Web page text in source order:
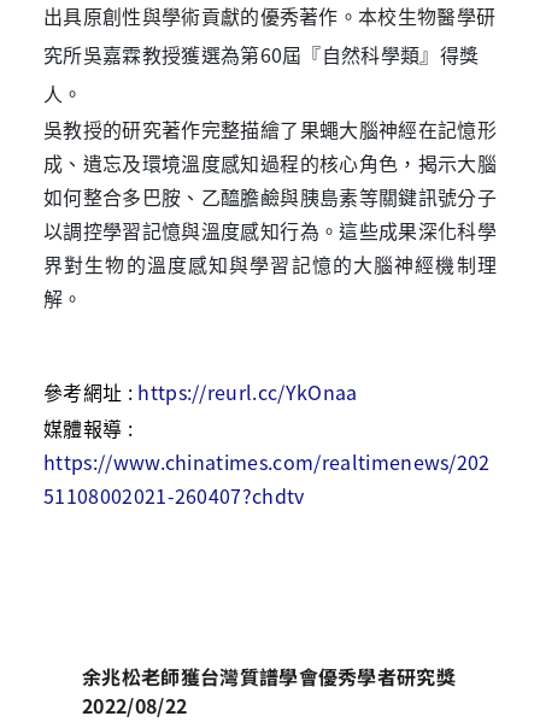
出具原創性與學術貢獻的優秀著作。本校生物醫學研
究所吳嘉霖教授獲選為第60屆『自然科學類』得獎
人。
吳教授的研究著作完整描繪了果蠅大腦神經在記憶形
成、遺忘及環境溫度感知過程的核心角色，揭示大腦
如何整合多巴胺、乙醯膽鹼與胰島素等關鍵訊號分子
以調控學習記憶與溫度感知行為。這些成果深化科學
界對生物的溫度感知與學習記憶的大腦神經機制理
解。
參考網址 : https://reurl.cc/YkOnaa
媒體報導 :
https://www.chinatimes.com/realtimenews/202
51108002021-260407?chdtv
余兆松老師獲台灣質譜學會優秀學者研究獎
2022/08/22